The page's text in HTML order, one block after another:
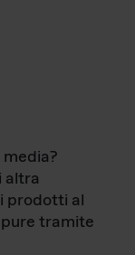
altra
prodotti al
tramite